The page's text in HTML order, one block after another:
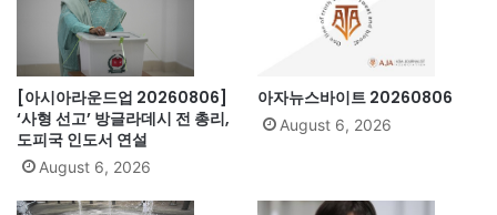
[아시아라운드업 20260806]
‘사형 선고’ 방글라데시 전 총리,
도피국 인도서 연설
August 6, 2026
아자뉴스바이트 20260806
August 6, 2026